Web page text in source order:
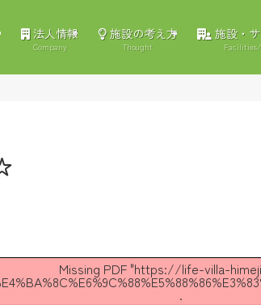
法人情報
Company
施設の考え方
Thought
施設・
Missing PDF "https://life-villa-
.